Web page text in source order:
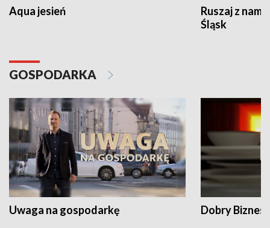
Aqua jesień
Ruszaj z
Śląsk
GOSPODARKA
Uwaga na gospodarkę Dobry Biznes